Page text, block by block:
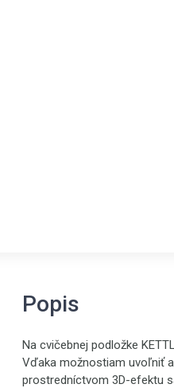
Popis
Na cvičebnej podložke
Vďaka možnostiam uvoľniť
prostredníctvom 3D-efektu